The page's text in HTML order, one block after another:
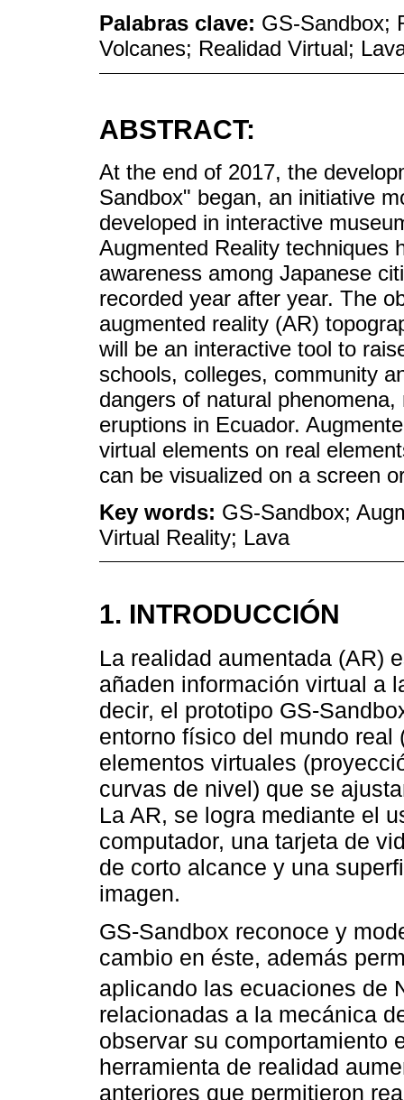
Palabras clave: GS-Sandbox;
Volcanes; Realidad Virtual;
ABSTRACT:
At the end of 2017, the
Sandbox" began, an initiative
developed in interactive
Augmented Reality techniques
awareness among Japanese
recorded year after year. The
augmented reality (AR)
will be an interactive tool to
schools, colleges, community
dangers of natural
eruptions in Ecuador.
virtual elements on real
can be visualized on a screen
Key words: GS-Sandbox;
Virtual Reality; Lava
1. INTRODUCCIÓN
La realidad aumentada (AR)
añaden información virtual a
decir, el prototipo GS-
entorno físico del mundo
elementos virtuales
curvas de nivel) que se
La AR, se logra mediante el
computador, una tarjeta de
de corto alcance y una
imagen.
GS-Sandbox reconoce y
cambio en éste, además
aplicando las ecuaciones de
relacionadas a la mecánica
observar su comportamiento
herramienta de realidad
anteriores que permitieron